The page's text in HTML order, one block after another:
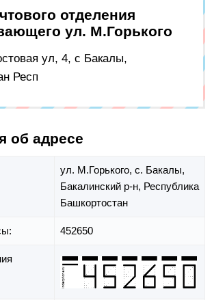
отделения
ул. М.Горького
ул, 4, с Бакалы,
Респ
об адресе
ул. М.Горького, с. Бакалы,
Бакалинский р-н, Республика
Башкортостан
452650